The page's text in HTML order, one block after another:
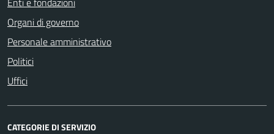
Organi di governo
Personale amministrativo
Politici
Uffici
CATEGORIE DI SERVIZIO